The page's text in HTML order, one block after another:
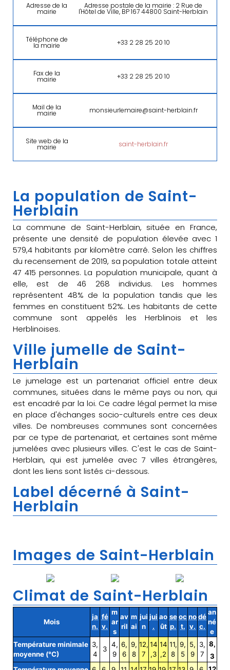
Adresse de la
mairie
Adresse postale de la mairie : 2 Rue de
l'Hôtel de Ville, BP 167 44800 Saint-Herblain
Téléphone de
la mairie +33 2 28 25 20 10
Fax de la
mairie +33 2 28 25 20 10
Mail de la
mairie monsieurlemaire@saint-herblain.fr
Site web de la
mairie saint-herblain.fr
La population de Saint-
Herblain
La commune de Saint-Herblain, située en France,
présente une densité de population élevée avec 1
579,4 habitants par kilomètre carré. Selon les chiffres
du recensement de 2019, sa population totale atteint
47 415 personnes. La population municipale, quant à
elle, est de 46 268 individus. Les hommes
représentent 48% de la population tandis que les
femmes en constituent 52%. Les habitants de cette
commune sont appelés les Herblinois et les
Herblinoises.
Ville jumelle de Saint-
Herblain
Le jumelage est un partenariat officiel entre deux
communes, situées dans le même pays ou non, qui
est encadré par la loi. Ce cadre légal permet la mise
en place d'échanges socio-culturels entre ces deux
villes. De nombreuses communes sont concernées
par ce type de partenariat, et certaines sont même
jumelées avec plusieurs villes. C'est le cas de Saint-
Herblain, qui est jumelée avec 7 villes étrangères,
dont les liens sont listés ci-dessous.
Label décerné à Saint-
Herblain
Images de Saint-Herblain
Climat de Saint-Herblain
Mois
ja
n.
fé
v.
m
ar
s
av
ril
m
ai
jui
n
jui
.
ao
ût
se
p.
oc
t.
no
v.
dé
c.
an
né
e
Température minimale
moyenne (°C)
3,
4
3
4,
9
6,
6
9,
8
12,
7
14
,3
14
,2
11,
8
9,
5
5,
9
3,
7
8,
3